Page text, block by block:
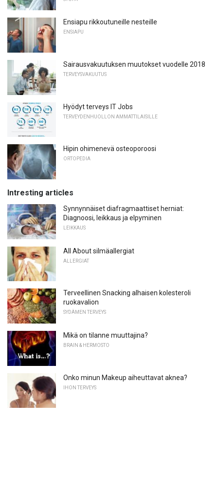
Ensiapu rikkoutuneille nesteille
ENSIAPU
Sairausvakuutuksen muutokset vuodelle 2018
TERVEYSVAKUUTUS
Hyödyt terveys IT Jobs
TERVEYDENHUOLLON AMMATTILAISILLE
Hipin ohimenevä osteoporoosi
ORTOPEDIA
Intresting articles
Synnynnäiset diafragmaattiset herniat:
Diagnoosi, leikkaus ja elpyminen
LEIKKAUS
All About silmäallergiat
ALLERGIAT
Terveellinen Snacking alhaisen kolesteroli
ruokavalion
SYDÄMEN TERVEYS
Mikä on tilanne muuttajina?
BRAIN & HERMOSTO
Onko minun Makeup aiheuttavat aknea?
IHON TERVEYS